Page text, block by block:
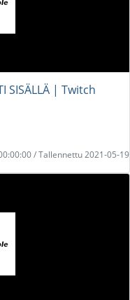
SISÄLLÄ | Twitch
/ Tallennettu 2021-05-19